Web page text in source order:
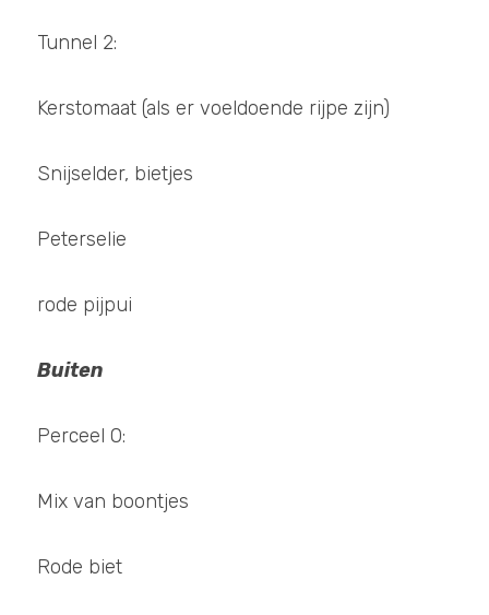
Tunnel 2:
Kerstomaat (als er voeldoende rijpe zijn)
Snijselder, bietjes
Peterselie
rode pijpui
Buiten
Perceel 0:
Mix van boontjes
Rode biet